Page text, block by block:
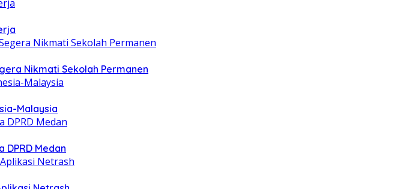
Nikmati Sekolah Permanen
Malaysia
Medan